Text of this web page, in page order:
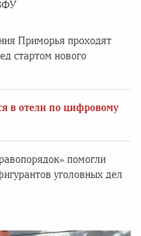
Приморья проходят
стартом нового
в отели по цифровому
помогли
уголовных дел